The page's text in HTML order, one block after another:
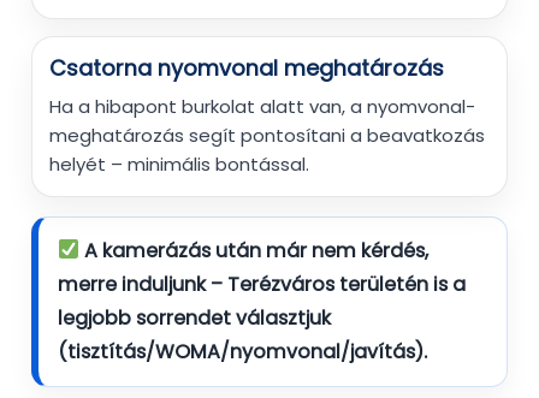
Csatorna nyomvonal meghatározás
Ha a hibapont burkolat alatt van, a nyomvonal-
meghatározás segít pontosítani a beavatkozás
helyét – minimális bontással.
A kamerázás után már nem kérdés,
merre induljunk – Terézváros területén is a
legjobb sorrendet választjuk
(tisztítás/WOMA/nyomvonal/javítás).